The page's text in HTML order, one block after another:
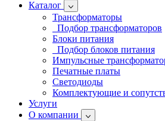
Каталог
Трансформаторы
Подбор трансформаторов
Блоки питания
Подбор блоков питания
Импульсные
Печатные платы
Светодиоды
Комплектующие и
Услуги
О компании